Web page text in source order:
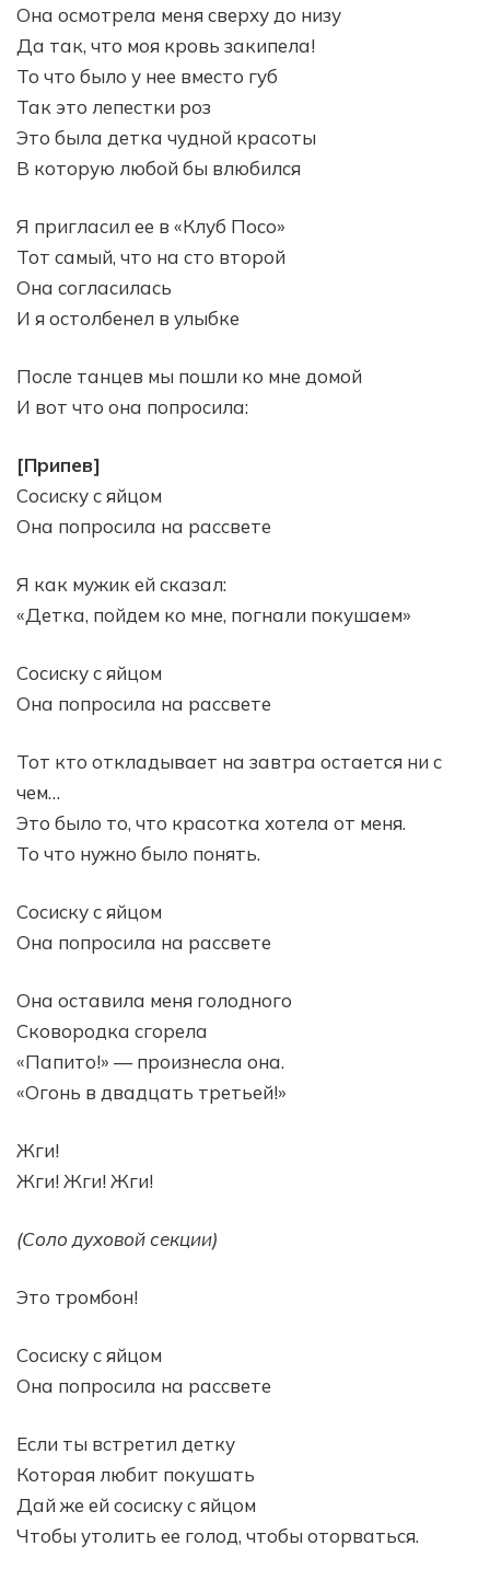
Она осмотрела меня сверху до низу
Да так, что моя кровь закипела!
То что было у нее вместо губ
Так это лепестки роз
Это была детка чудной красоты
В которую любой бы влюбился
Я пригласил ее в «Клуб Посо»
Тот самый, что на сто второй
Она согласилась
И я остолбенел в улыбке
После танцев мы пошли ко мне домой
И вот что она попросила:
[Припев]
Сосиску с яйцом
Она попросила на рассвете
Я как мужик ей сказал:
«Детка, пойдем ко мне, погнали покушаем»
Сосиску с яйцом
Она попросила на рассвете
Тот кто откладывает на завтра остается ни с
чем…
Это было то, что красотка хотела от меня.
То что нужно было понять.
Сосиску с яйцом
Она попросила на рассвете
Она оставила меня голодного
Сковородка сгорела
«Папито!» — произнесла она.
«Огонь в двадцать третьей!»
Жги!
Жги! Жги! Жги!
(Соло духовой секции)
Это тромбон!
Сосиску с яйцом
Она попросила на рассвете
Если ты встретил детку
Которая любит покушать
Дай же ей сосиску с яйцом
Чтобы утолить ее голод, чтобы оторваться.